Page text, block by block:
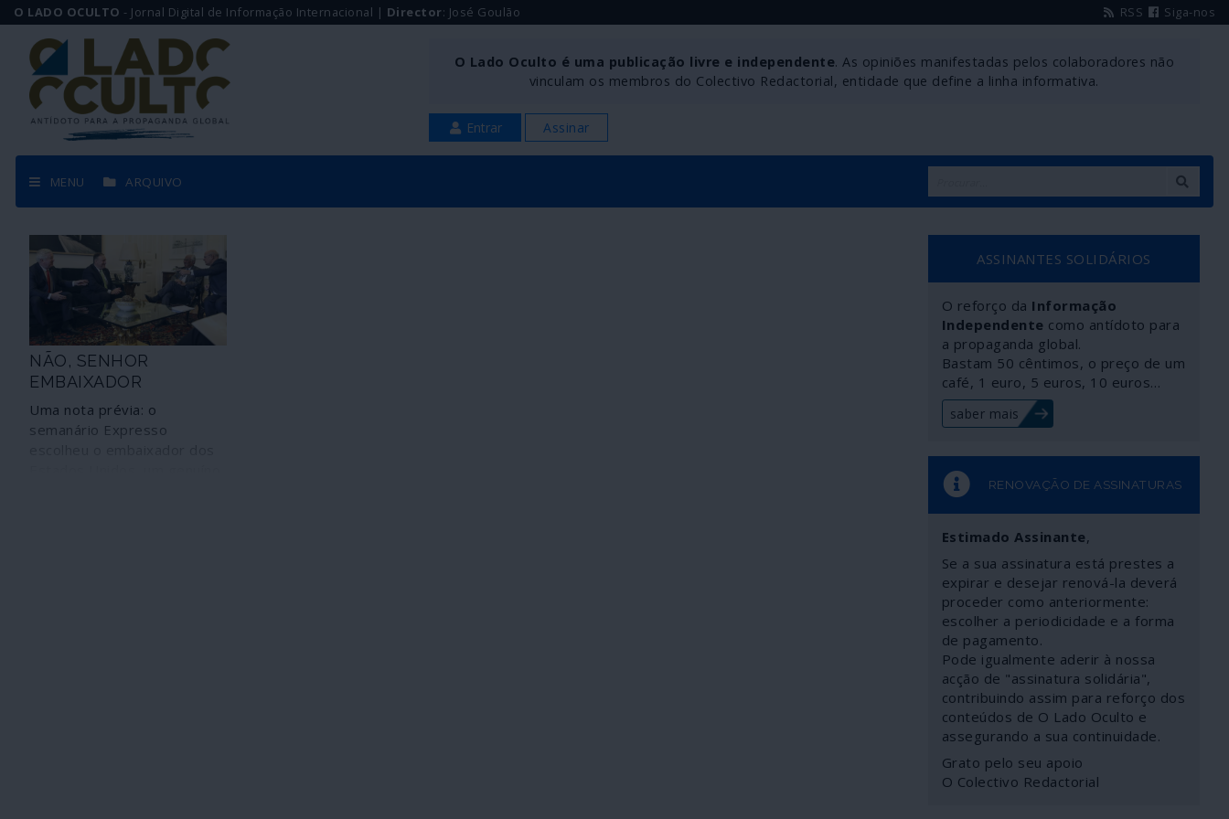
O LADO OCULTO - Jornal Digital de Informação Internacional | Director: José Goulão RSS Siga-nos
O Lado Oculto é uma publicação livre e independente. As opiniões manifestadas pelos colaboradores não
vinculam os membros do Colectivo Redactorial, entidade que define a linha informativa.
Entrar Assinar
MENU ARQUIVO
NÃO, SENHOR
EMBAIXADOR
Uma nota prévia: o
semanário Expresso
ASSINANTES SOLIDÁRIOS
O reforço da Informação
Independente como antídoto para
a propaganda global.
Bastam 50 cêntimos, o preço de um
café, 1 euro, 5 euros, 10 euros…
saber mais
RENOVAÇÃO DE ASSINATURAS
Estimado Assinante,
Se a sua assinatura está prestes a
expirar e desejar renová-la deverá
proceder como anteriormente:
escolher a periodicidade e a forma
de pagamento.
Pode igualmente aderir à nossa
acção de "assinatura solidária",
contribuindo assim para reforço dos
conteúdos de O Lado Oculto e
assegurando a sua continuidade.
Grato pelo seu apoio
O Colectivo Redactorial